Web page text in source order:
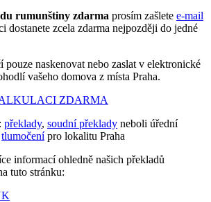
rumunštiny zdarma prosím zašlete e-mail
dostanete zcela zdarma nejpozději do jedné
pouze naskenovat nebo zaslat v elektronické
vašeho domova z místa Praha.
ZDARMA
překlady, soudní překlady neboli úřední
tlumočenípro lokalitu Praha
informací ohledně našich překladů
tuto stránku: